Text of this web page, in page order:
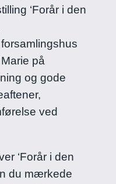
‘Forår i den
på
og gode
ved
‘Forår i den
du mærkede